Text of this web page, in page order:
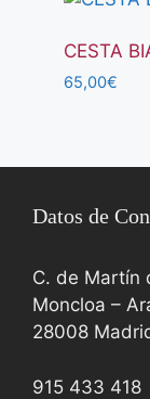
CESTA
65,00€
Datos de
C. de Martín
Moncloa –
28008
915 433 418